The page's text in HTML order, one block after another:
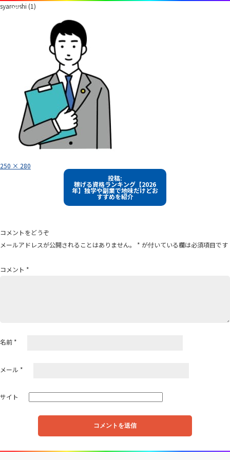
syaroushi (1)
フ
ル
250 × 280
ー
シ
ン
投稿:
稼げる資格ランキング【2026
年】独学や副業で地味だけどお
すすめを紹介
コメントをどうぞ
メールアドレスが公開されることはありません。
* が付いている欄は必須項目です
コメント *
名前 *
メール *
サイト